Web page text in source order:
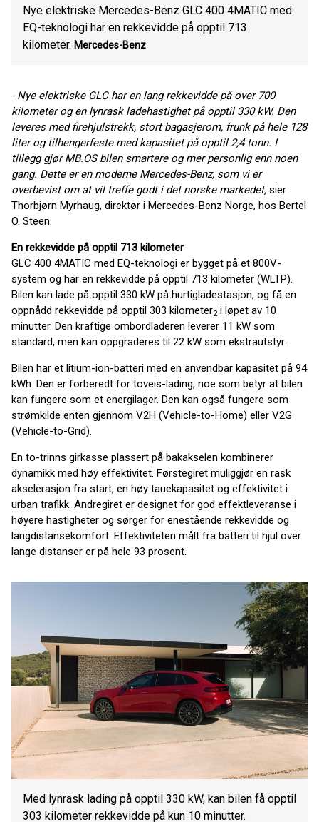
Nye elektriske Mercedes-Benz GLC 400 4MATIC med
EQ-teknologi har en rekkevidde på opptil 713
kilometer. Mercedes-Benz
- Nye elektriske GLC har en lang rekkevidde på over 700
kilometer og en lynrask ladehastighet på opptil 330 kW. Den
leveres med firehjulstrekk, stort bagasjerom, frunk på hele 128
liter og tilhengerfeste med kapasitet på opptil 2,4 tonn. I
tillegg gjør MB.OS bilen smartere og mer personlig enn noen
gang. Dette er en moderne Mercedes-Benz, som vi er
overbevist om at vil treffe godt i det norske markedet, sier
Thorbjørn Myrhaug, direktør i Mercedes-Benz Norge, hos Bertel
O. Steen.
En rekkevidde på opptil 713 kilometer
GLC 400 4MATIC med EQ-teknologi er bygget på et 800V-
system og har en rekkevidde på opptil 713 kilometer (WLTP).
Bilen kan lade på opptil 330 kW på hurtigladestasjon, og få en
oppnådd rekkevidde på opptil 303 kilometer2 i løpet av 10
minutter. Den kraftige ombordladeren leverer 11 kW som
standard, men kan oppgraderes til 22 kW som ekstrautstyr.
Bilen har et litium-ion-batteri med en anvendbar kapasitet på 94
kWh. Den er forberedt for toveis-lading, noe som betyr at bilen
kan fungere som et energilager. Den kan også fungere som
strømkilde enten gjennom V2H (Vehicle-to-Home) eller V2G
(Vehicle-to-Grid).
En to-trinns girkasse plassert på bakakselen kombinerer
dynamikk med høy effektivitet. Førstegiret muliggjør en rask
akselerasjon fra start, en høy tauekapasitet og effektivitet i
urban trafikk. Andregiret er designet for god effektleveranse i
høyere hastigheter og sørger for enestående rekkevidde og
langdistansekomfort. Effektiviteten målt fra batteri til hjul over
lange distanser er på hele 93 prosent.
Med lynrask lading på opptil 330 kW, kan bilen få opptil
303 kilometer rekkevidde på kun 10 minutter.